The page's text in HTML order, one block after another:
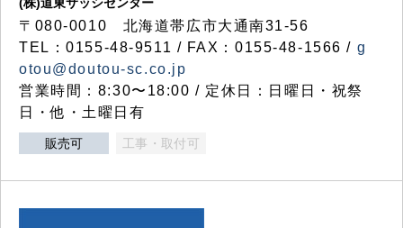
〒080-0010 北海道帯広市大通南31-56
TEL：0155-48-9511 / FAX：0155-48-1566 / g
otou@doutou-sc.co.jp
営業時間：8:30〜18:00 / 定休日：日曜日・祝祭
日・他・土曜日有
販売可 工事・取付可